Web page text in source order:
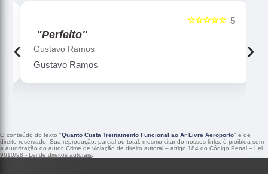
5
☆☆☆☆☆
"Perfeito"
Gustavo Ramos
Gustavo Ramos
‹ ›
O conteúdo do texto "Quanto Custa Treinamento Funcional ao Ar Livre Aeroporto" é de
direito reservado. Sua reprodução, parcial ou total, mesmo citando nossos links, é proibida sem
a autorização do autor. Crime de violação de direito autoral – artigo 184 do Código Penal – Lei
9610/98 - Lei de direitos autorais